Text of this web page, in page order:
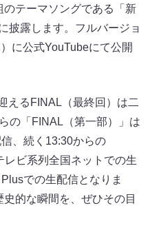
テーマソングである「新
披露します。フルバージョ
に公式YouTubeにて公開
えるFINAL（最終回）は二
の「FINAL（第一部）」は
、続く13:30からの
レビ系列全国ネットでの生
での生配信となりま
的な瞬間を、ぜひその目